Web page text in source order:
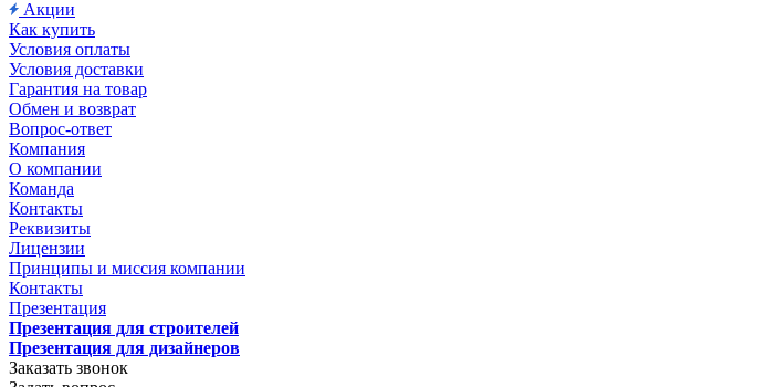
Акции
Как купить
Условия оплаты
Условия доставки
Гарантия на товар
Обмен и возврат
Вопрос-ответ
Компания
О компании
Команда
Контакты
Реквизиты
Лицензии
Принципы и миссия компании
Контакты
Презентация
Презентация для строителей
Презентация для дизайнеров
Заказать звонок